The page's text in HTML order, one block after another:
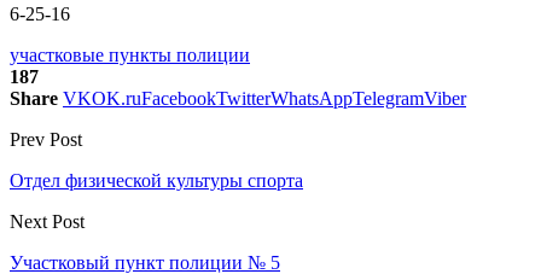
6-25-16
участковые пункты полиции
187
Share VKOK.ruFacebookTwitterWhatsAppTelegramViber
Prev Post
Отдел физической культуры спорта
Next Post
Участковый пункт полиции № 5